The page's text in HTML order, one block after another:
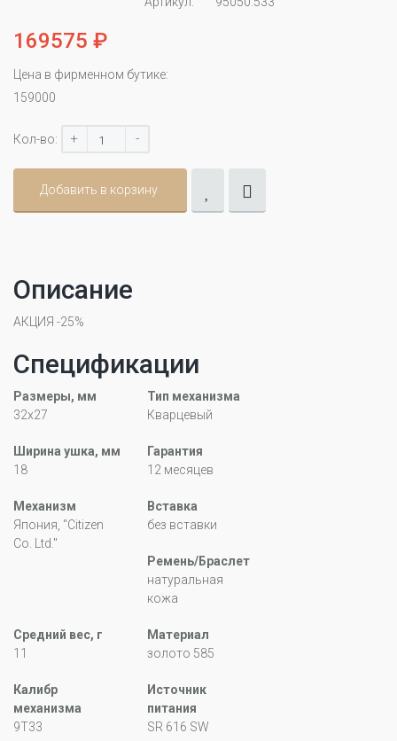
169575 ₽
Цена в фирменном бутике:
159000
Кол-во: + -
Добавить в корзину
Описание
АКЦИЯ -25%
Спецификации
Размеры, мм
32x27
Тип механизма
Кварцевый
Ширина ушка, мм
18
Гарантия
12 месяцев
Механизм
Япония, "Citizen
Co. Ltd."
Вставка
без вставки
Ремень/Браслет
натуральная
кожа
Средний вес, г
11
Материал
золото 585
Калибр
механизма
9T33
Источник
питания
SR 616 SW